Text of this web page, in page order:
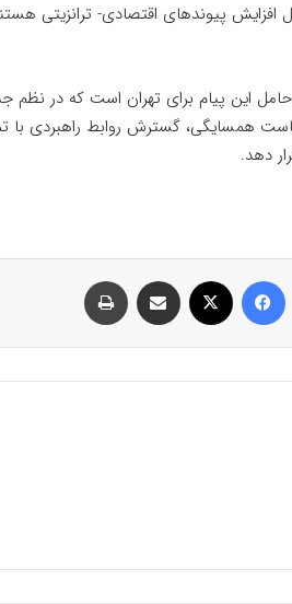
پیوندهای اقتصادی- ترانزیتی
این پیام برای تهران است که در نظم
همسایگی، گسترش روابط راهبردی
دهد.
فیسبوک ایکس اشتراک گذاری با ایمیل